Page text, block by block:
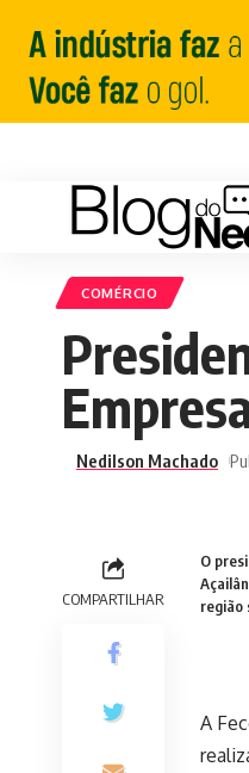
COMÉRCIO
Nedilson Machado
COMPARTILHAR
O
região
A